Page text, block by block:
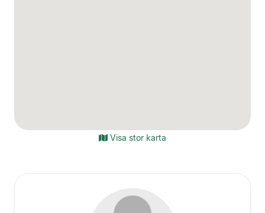
Visa stor karta